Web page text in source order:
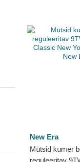
New Era
Mütsid kumer
reguleeritav